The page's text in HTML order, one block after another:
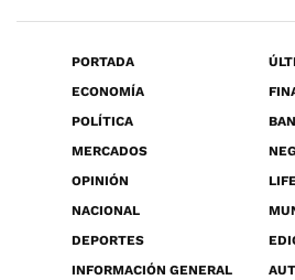
PORTADA
ECONOMÍA
POLÍTICA
MERCADOS
OPINIÓN
NACIONAL
DEPORTES
INFORMACIÓN GENERAL